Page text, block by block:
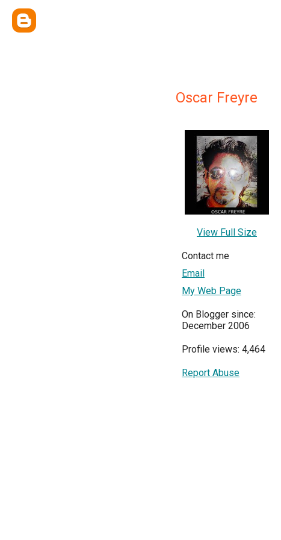
Oscar Freyre
View Full Size
Contact me
Email
My Web Page
On Blogger since:
December 2006
Profile views: 4,464
Report Abuse